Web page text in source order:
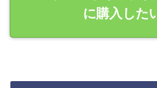
に購入した